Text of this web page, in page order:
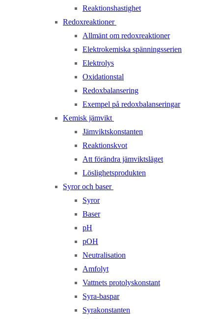
Reaktionshastighet
Redoxreaktioner
Allmänt om redoxreaktioner
Elektrokemiska spänningsserien
Elektrolys
Oxidationstal
Redoxbalansering
Exempel på redoxbalanseringar
Kemisk jämvikt
Jämviktskonstanten
Reaktionskvot
Att förändra jämviktsläget
Löslighetsprodukten
Syror och baser
Syror
Baser
pH
pOH
Neutralisation
Amfolyt
Vattnets protolyskonstant
Syra-baspar
Syrakonstanten